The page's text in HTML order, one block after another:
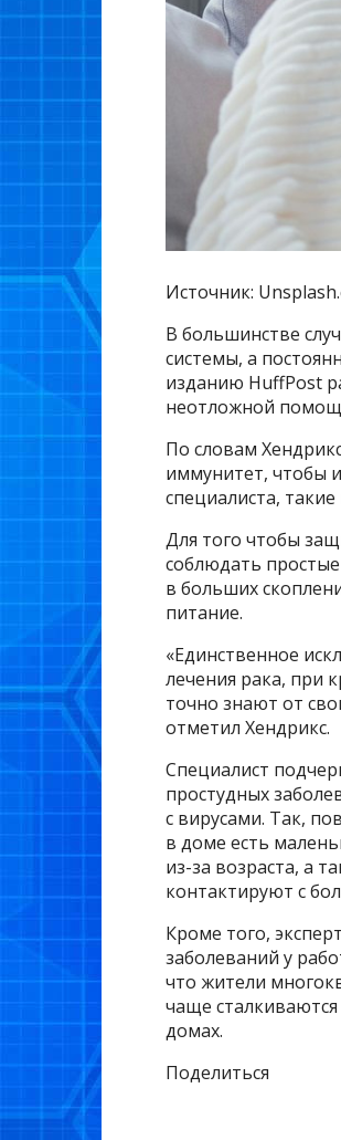
Источник:
В большинстве
системы, а
изданию HuffPost
неотложной
По словам
иммунитет, чтобы
специалиста,
Для того чтобы
соблюдать
в больших
питание.
«Единственное
лечения рака, при
точно знают от
отметил Хендрикс.
Специалист
простудных
с вирусами. Так,
в доме есть
из-за возраста, а
контактируют с
Кроме того,
заболеваний у
что жители
чаще
домах.
Поделиться